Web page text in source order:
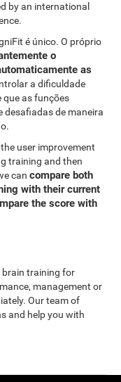
by an international
é único. O próprio
o
as
a dificuldade
que as funções
desafiadas de maneira
user improvement
training and then
cancompare both
with their current
the score with
brain training for
management or
Our team of
and help you with